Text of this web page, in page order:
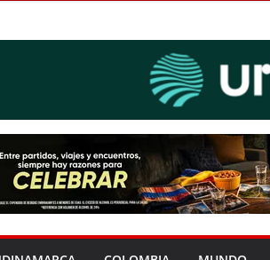
en Soacha
para